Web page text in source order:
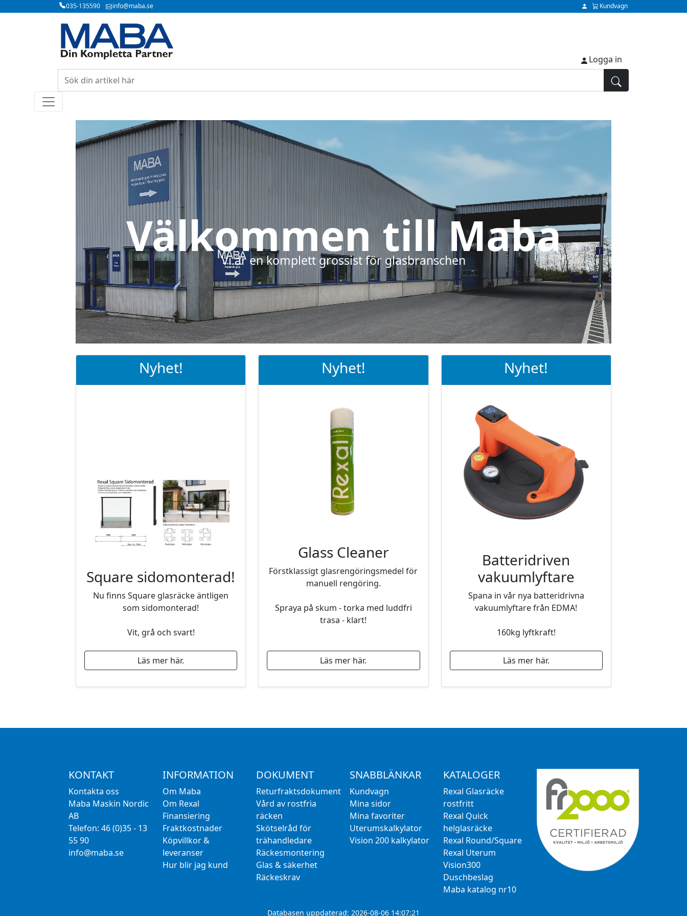
035-135590 info@maba.se Kundvagn
Logga in
Välkommen till Maba
Vi är en komplett grossist för glasbranschen
Nyhet!
Square sidomonterad!
Nu finns Square glasräcke äntligen
som sidomonterad!
Vit, grå och svart!
Läs mer här.
Nyhet!
Glass Cleaner
Förstklassigt glasrengöringsmedel för
manuell rengöring.
Spraya på skum - torka med luddfri
trasa - klart!
Läs mer här.
Nyhet!
Batteridriven
vakuumlyftare
Spana in vår nya batteridrivna
vakuumlyftare från EDMA!
160kg lyftkraft!
Läs mer här.
KONTAKT
Kontakta oss
Maba Maskin Nordic
AB
Telefon: 46 (0)35 - 13
55 90
info@maba.se
INFORMATION
Om Maba
Om Rexal
Finansiering
Fraktkostnader
Köpvillkor &
leveranser
Hur blir jag kund
DOKUMENT
Returfraktsdokument
Vård av rostfria
räcken
Skötselråd för
trähandledare
Räckesmontering
Glas & säkerhet
Räckeskrav
SNABBLÄNKAR
Kundvagn
Mina sidor
Mina favoriter
Uterumskalkylator
Vision 200 kalkylator
KATALOGER
Rexal Glasräcke
rostfritt
Rexal Quick
helglasräcke
Rexal Round/Square
Rexal Uterum
Vision300
Duschbeslag
Maba katalog nr10
Databasen uppdaterad: 2026-08-06 14:07:21